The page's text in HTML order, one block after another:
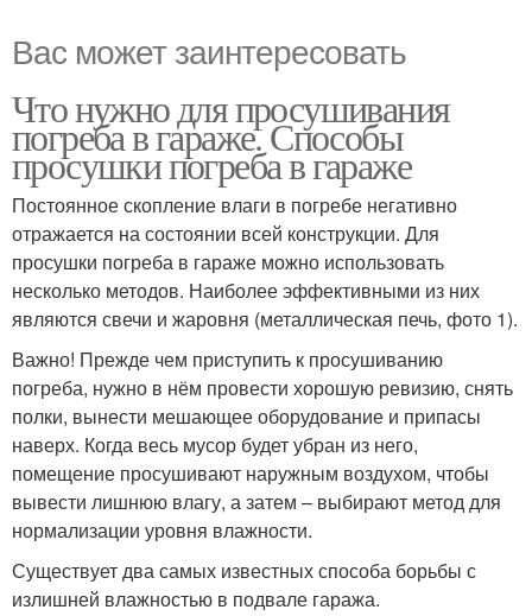
Вас может заинтересовать
Что нужно для просушивания
погреба в гараже. Способы
просушки погреба в гараже
Постоянное скопление влаги в погребе негативно
отражается на состоянии всей конструкции. Для
просушки погреба в гараже можно использовать
несколько методов. Наиболее эффективными из них
являются свечи и жаровня (металлическая печь, фото 1).
Важно! Прежде чем приступить к просушиванию
погреба, нужно в нём провести хорошую ревизию, снять
полки, вынести мешающее оборудование и припасы
наверх. Когда весь мусор будет убран из него,
помещение просушивают наружным воздухом, чтобы
вывести лишнюю влагу, а затем – выбирают метод для
нормализации уровня влажности.
Существует два самых известных способа борьбы с
излишней влажностью в подвале гаража.